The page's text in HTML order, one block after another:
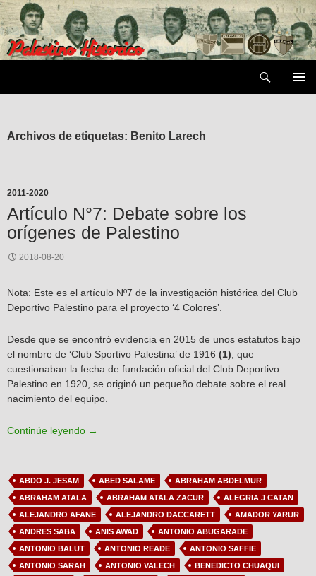
Saltar
al
contenido
Archivos de etiquetas: Benito Larech
2011-2020
Artículo N°7: Debate sobre los
orígenes de Palestino
2018-08-20
Nota: Este es el artículo Nº7 de la investigación histórica del Club
Deportivo Palestino para el proyecto ‘4 Colores’.
Desde que se encontró evidencia en 2015 de unos estatutos bajo
el nombre de ‘Club Sportivo Palestina’ de 1916 (1) , que
cuestionaban la fecha de fundación oficial del Club Deportivo
Palestino en 1920, se originó un pequeño debate sobre el real
nacimiento del equipo.
Continúe leyendo Artículo N°7: Debate sobre los orígenes de
→
ABDO J. JESAM ABED SALAME
ABRAHAM ABDELMUR
ABRAHAM ATALA
ABRAHAM ATALA ZACUR
ALEGRIA J CATAN
ALEJANDRO AFANE
ALEJANDRO DACCARETT
AMADOR YARUR
ANDRES SABA
ANIS AWAD
ANTONIO ABUGARADE
ANTONIO BALUT
ANTONIO READE
ANTONIO SAFFIE
ANTONIO SARAH
ANTONIO VALECH
BENEDICTO CHUAQUI